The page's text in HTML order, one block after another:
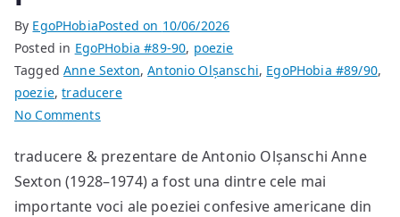
By EgoPHobiaPosted on 10/06/2026
Posted in EgoPHobia #89-90, poezie
TaggedAnne Sexton,Antonio Olșanschi, EgoPHobia #89/90,
poezie,traducere
No Commentson
de
Anne
Sexton
traducere & prezentare de Antonio Olșanschi Anne
Sexton (1928–1974) a fost una dintre cele mai
importante voci ale poeziei confesive americane din